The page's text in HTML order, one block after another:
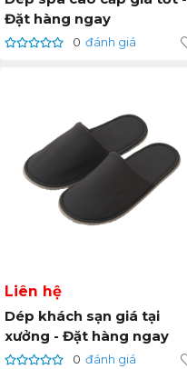
Đặt hàng ngay
0 đánh giá
Liên hệ
Dép khách sạn giá tại
xưởng - Đặt hàng ngay
0 đánh giá